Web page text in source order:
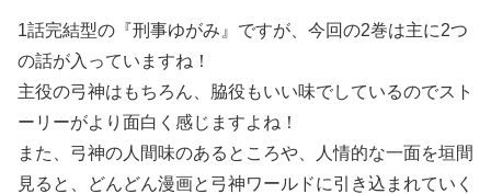
1話完結型の『刑事ゆがみ』ですが、今回の2巻は主に2つ
の話が入っていますね！
主役の弓神はもちろん、脇役もいい味でしているのでスト
ーリーがより面白く感じますよね！
また、弓神の人間味のあるところや、人情的な一面を垣間
見ると、どんどん漫画と弓神ワールドに引き込まれていく